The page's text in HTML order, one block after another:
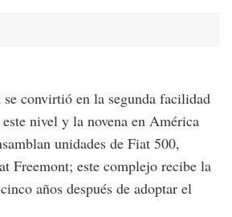
convirtió en la segunda facilidad
nivel y la novena en América
unidades de Fiat 500,
Freemont; este complejo recibe la
años después de adoptar el